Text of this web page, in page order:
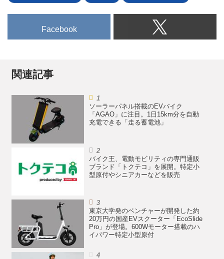
Facebook
関連記事
ソーラーパネル搭載のEVバイク
「AGAO」に注目。1日15km分を自動
充電できる「走る蓄電池」
バイク王、電動モビリティの専門通販
ブランド「トクテコ」を展開。特定小
型原付やシニアカーなどを販売
東京大学発のベンチャーが開発した約
20万円の国産EVスクーター「EcoSlide
Pro」が登場。600Wモーター搭載のハ
イパワー特定小型原付